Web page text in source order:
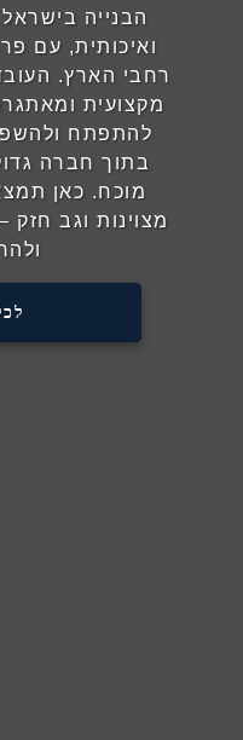
הבנייה
ואיכותית, עם
רחבי הארץ.
מקצועית
להתפתח
בתוך חברה
מוכח. כאן
מצוינות וגב